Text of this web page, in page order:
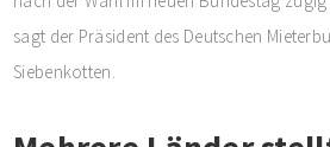
sagt der Präsident des Deutschen
Siebenkotten.